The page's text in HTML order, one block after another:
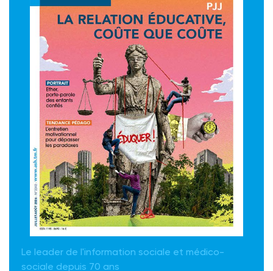
Le leader de l'information sociale et médico-
sociale depuis 70 ans